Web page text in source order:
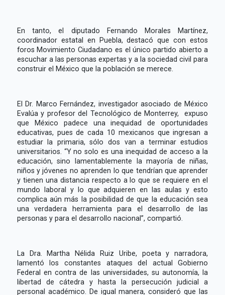
En tanto, el diputado Fernando Morales Martínez,
coordinador estatal en Puebla, destacó que con estos
foros Movimiento Ciudadano es el único partido abierto a
escuchar a las personas expertas y a la sociedad civil para
construir el México que la población se merece.
El Dr. Marco Fernández, investigador asociado de México
Evalúa y profesor del Tecnológico de Monterrey, expuso
que México padece una inequidad de oportunidades
educativas, pues de cada 10 mexicanos que ingresan a
estudiar la primaria, sólo dos van a terminar estudios
universitarios. “Y no solo es una inequidad de acceso a la
educación, sino lamentablemente la mayoría de niñas,
niños y jóvenes no aprenden lo que tendrían que aprender
y tienen una distancia respecto a lo que se requiere en el
mundo laboral y lo que adquieren en las aulas y esto
complica aún más la posibilidad de que la educación sea
una verdadera herramienta para el desarrollo de las
personas y para el desarrollo nacional”, compartió.
La Dra. Martha Nélida Ruiz Uribe, poeta y narradora,
lamentó los constantes ataques del actual Gobierno
Federal en contra de las universidades, su autonomía, la
libertad de cátedra y hasta la persecución judicial a
personal académico. De igual manera, consideró que las